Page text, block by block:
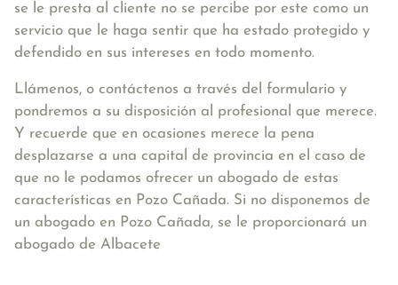
se le presta al cliente no se percibe por este como un
servicio que le haga sentir que ha estado protegido y
defendido en sus intereses en todo momento.
Llámenos, o contáctenos a través del formulario y
pondremos a su disposición al profesional que merece.
Y recuerde que en ocasiones merece la pena
desplazarse a una capital de provincia en el caso de
que no le podamos ofrecer un abogado de estas
características en Pozo Cañada. Si no disponemos de
un abogado en Pozo Cañada, se le proporcionará un
abogado de Albacete